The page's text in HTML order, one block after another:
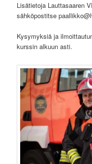
Lisätietoja Lauttasaaren
sähköpostitse
Kysymyksiä ja
kurssin alkuun asti.